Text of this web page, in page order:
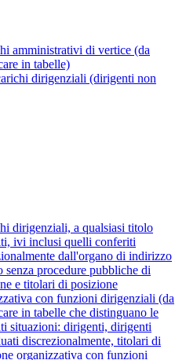
amministrativi di vertice (da
in tabelle)
dirigenziali (dirigenti non
dirigenziali, a qualsiasi titolo
ivi inclusi quelli conferiti
dall'organo di indirizzo
senza procedure pubbliche di
e titolari di posizione
con funzioni dirigenziali (da
in tabelle che distinguano le
situazioni: dirigenti, dirigenti
discrezionalmente, titolari di
organizzativa con funzioni